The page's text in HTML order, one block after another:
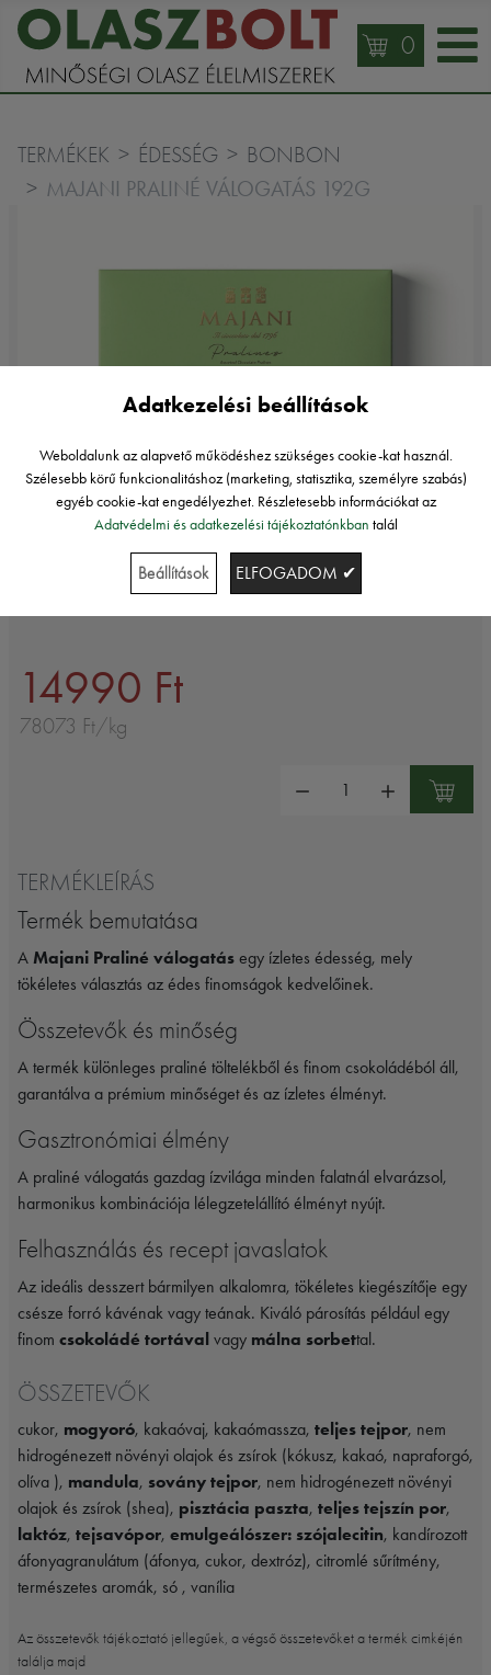
0
TERMÉKEK ÉDESSÉG BONBON
MAJANI PRALINÉ VÁLOGATÁS 192G
MAJANI PRALINÉ VÁLOGATÁS
14990 Ft
78073 Ft/kg
TERMÉKLEÍRÁS
Termék bemutatása
A Majani Praliné válogatás egy ízletes édesség, mely
tökéletes választás az édes finomságok kedvelőinek.
Összetevők és minőség
A termék különleges praliné töltelékből és finom csokoládéból áll,
garantálva a prémium minőséget és az ízletes élményt.
Gasztronómiai élmény
A praliné válogatás gazdag ízvilága minden falatnál elvarázsol,
harmonikus kombinációja lélegzetelállító élményt nyújt.
Felhasználás és recept javaslatok
Az ideális desszert bármilyen alkalomra, tökéletes kiegészítője egy
csésze forró kávénak vagy teának. Kiváló párosítás például egy
finom csokoládé tortával vagy málna sorbettal.
ÖSSZETEVŐK
cukor, mogyoró, kakaóvaj, kakaómassza, teljes tejpor, nem
hidrogénezett növényi olajok és zsírok (kókusz, kakaó, napraforgó,
olíva ), mandula, sovány tejpor, nem hidrogénezett növényi
olajok és zsírok (shea), pisztácia paszta, teljes tejszín por,
laktóz, tejsavópor, emulgeálószer: szójalecitin, kandírozott
áfonyagranulátum (áfonya, cukor, dextróz), citromlé sűrítmény,
természetes aromák, só , vanília
Az összetevők tájékoztató jellegűek, a végső összetevőket a termék cimkéjén
találja majd
Adatkezelési beállítások
Weboldalunk az alapvető működéshez szükséges cookie-kat használ.
Szélesebb körű funkcionalitáshoz (marketing, statisztika, személyre szabás)
egyéb cookie-kat engedélyezhet. Részletesebb információkat az
Adatvédelmi és adatkezelési tájékoztatónkban talál
Beállítások ELFOGADOM ✔